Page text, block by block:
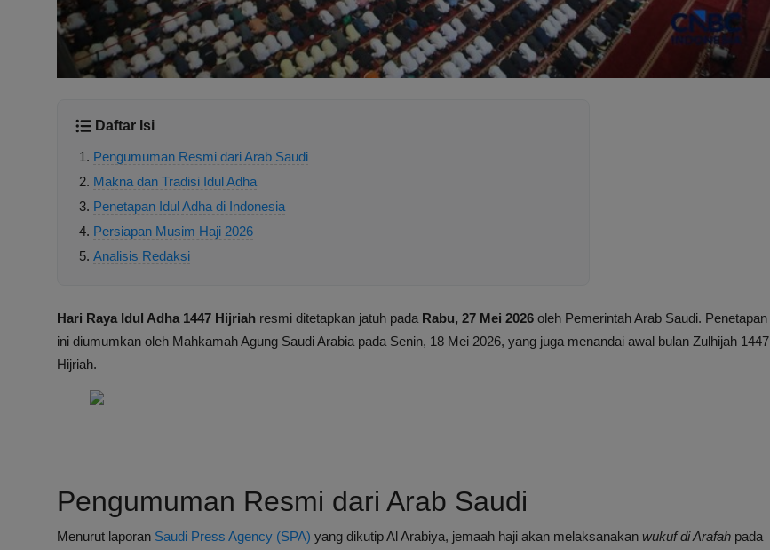
Daftar Isi
Pengumuman Resmi dari Arab Saudi
Makna dan Tradisi Idul Adha
Penetapan Idul Adha di Indonesia
Persiapan Musim Haji 2026
Analisis Redaksi
Hari Raya Idul Adha 1447 Hijriah resmi ditetapkan jatuh pada Rabu, 27 Mei 2026 oleh Pemerintah Arab Saudi. Penetapan
ini diumumkan oleh Mahkamah Agung Saudi Arabia pada Senin, 18 Mei 2026, yang juga menandai awal bulan Zulhijah 1447
Hijriah.
Pengumuman Resmi dari Arab Saudi
Menurut laporan Saudi Press Agency (SPA) yang dikutip Al Arabiya, jemaah haji akan melaksanakan wukuf di Arafah pada